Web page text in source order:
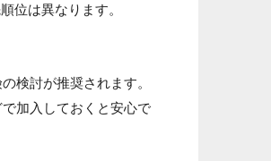
位は異なります。
検討が推奨されます。
加入しておくと安心で